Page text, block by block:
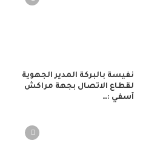
نفيسة بالبركة المدير الجهوية
لقطاع الاتصال بجهة مراكش
آسفي :…